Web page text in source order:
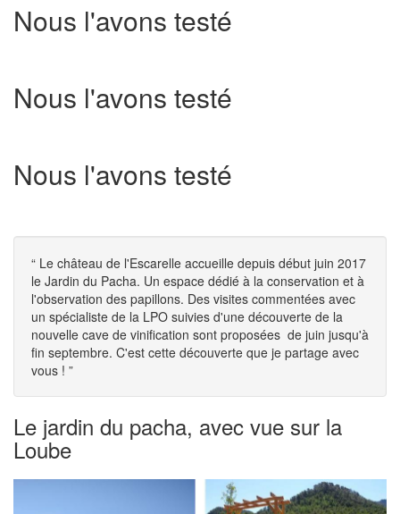
Nous l'avons testé
Nous l'avons testé
Nous l'avons testé
“ Le château de l'Escarelle accueille depuis début juin 2017
le Jardin du Pacha. Un espace dédié à la conservation et à
l'observation des papillons. Des visites commentées avec
un spécialiste de la LPO suivies d'une découverte de la
nouvelle cave de vinification sont proposées de juin jusqu'à
fin septembre. C'est cette découverte que je partage avec
vous ! ”
Le jardin du pacha, avec vue sur la
Loube